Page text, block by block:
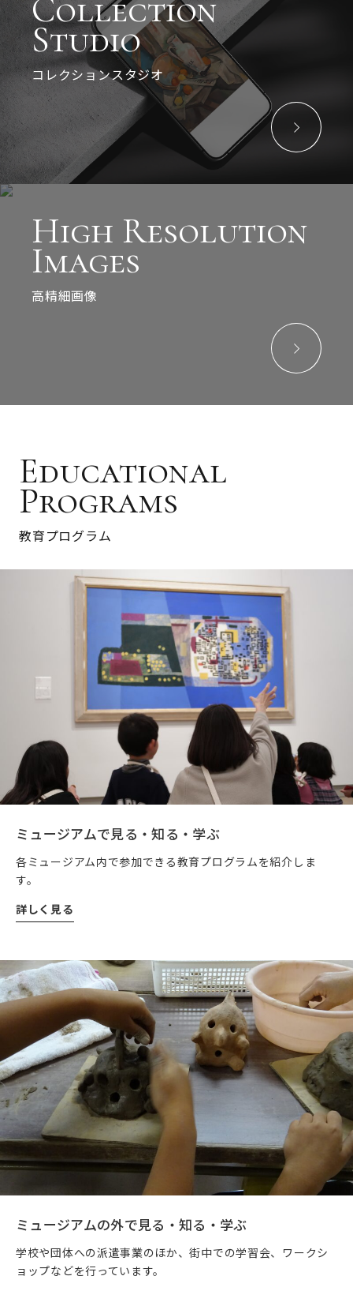
Collection
Studio
コレクションスタジオ
High Resolution
Images
高精細画像
Educational
Programs
教育プログラム
ミュージアムで見る・知る・学ぶ
各ミュージアム内で参加できる教育プログラムを紹介しま
す。
詳しく見る
ミュージアムの外で見る・知る・学ぶ
学校や団体への派遣事業のほか、街中での学習会、ワークシ
ョップなどを行っています。